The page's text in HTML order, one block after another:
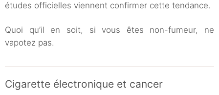
études officielles viennent confirmer cette tendance.
Quoi qu’il en soit, si vous êtes non-fumeur, ne
vapotez pas.
Cigarette électronique et cancer